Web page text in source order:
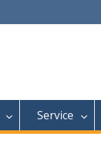
Service